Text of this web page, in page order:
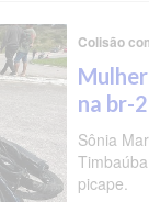
Colisão
na br-
Sônia
picape.